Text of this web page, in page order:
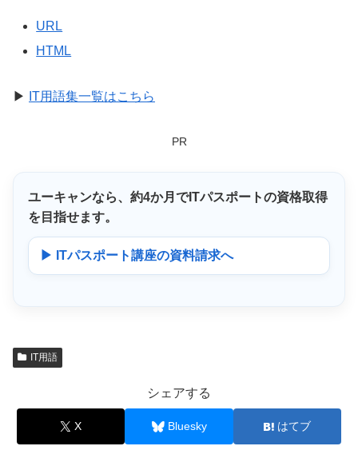
URL
HTML
▶ IT用語集一覧はこちら
PR
ユーキャンなら、 約4か月 でITパスポートの資格取得
を目指せます。
▶ ITパスポート講座の資料請求へ
IT用語
シェアする
X Bluesky はてブ